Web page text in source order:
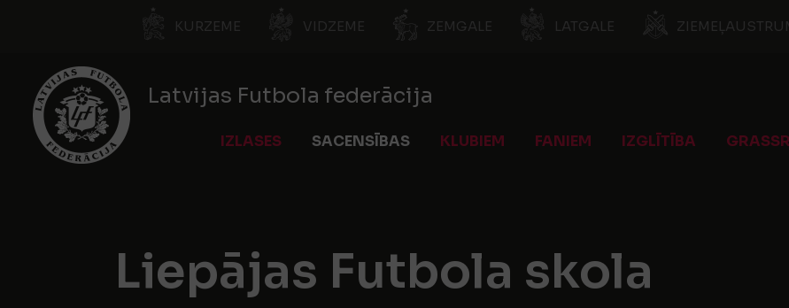
KURZEME VIDZEME ZEMGALE LATGALE
Latvijas Futbola federācija
IZLASES SACENSĪBAS KLUBIEM FANIEM IZGLĪTĪBA
Liepājas Futbola skola